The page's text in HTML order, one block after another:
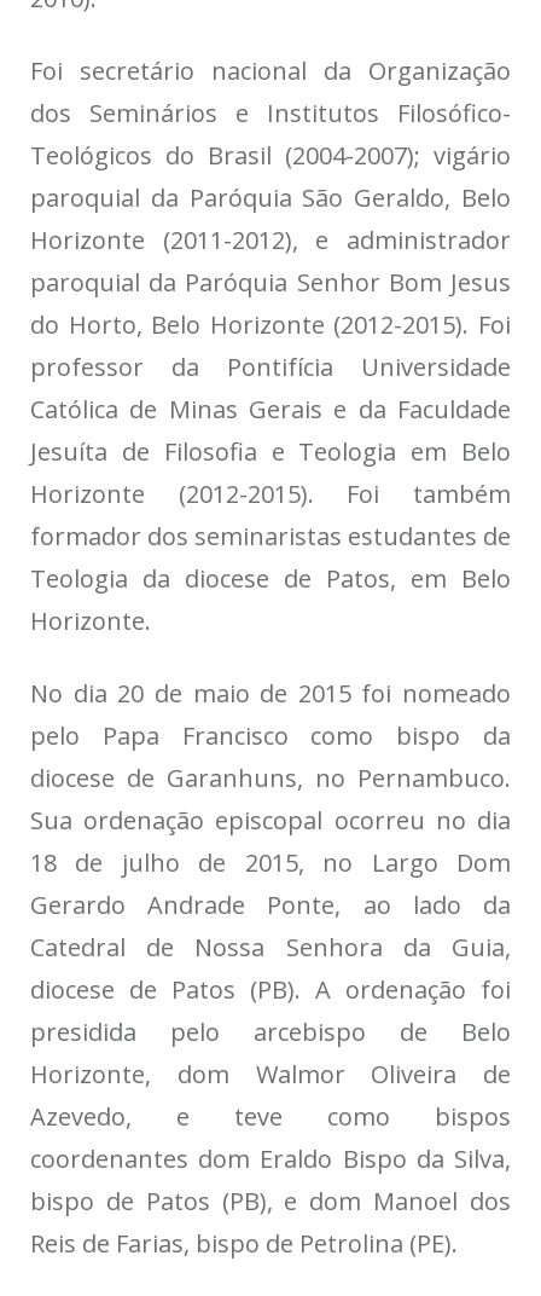
Foi secretário nacional da Organização
dos Seminários e Institutos Filosófico-
Teológicos do Brasil (2004-2007); vigário
paroquial da Paróquia São Geraldo, Belo
Horizonte (2011-2012), e administrador
paroquial da Paróquia Senhor Bom Jesus
do Horto, Belo Horizonte (2012-2015). Foi
professor da Pontifícia Universidade
Católica de Minas Gerais e da Faculdade
Jesuíta de Filosofia e Teologia em Belo
Horizonte (2012-2015). Foi também
formador dos seminaristas estudantes de
Teologia da diocese de Patos, em Belo
Horizonte.
No dia 20 de maio de 2015 foi nomeado
pelo Papa Francisco como bispo da
diocese de Garanhuns, no Pernambuco.
Sua ordenação episcopal ocorreu no dia
18 de julho de 2015, no Largo Dom
Gerardo Andrade Ponte, ao lado da
Catedral de Nossa Senhora da Guia,
diocese de Patos (PB). A ordenação foi
presidida pelo arcebispo de Belo
Horizonte, dom Walmor Oliveira de
Azevedo, e teve como bispos
coordenantes dom Eraldo Bispo da Silva,
bispo de Patos (PB), e dom Manoel dos
Reis de Farias, bispo de Petrolina (PE).